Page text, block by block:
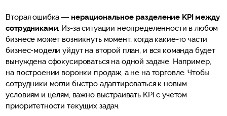
Вторая ошибка — нерациональное разделение KPI между
сотрудниками. Из-за ситуации неопределенности в любом
бизнесе может возникнуть момент, когда какие-то части
бизнес-модели уйдут на второй план, и вся команда будет
вынуждена сфокусироваться на одной задаче. Например,
на построении воронки продаж, а не на торговле. Чтобы
сотрудники могли быстро адаптироваться к новым
условиям и целям, важно выстраивать KPI с учетом
приоритетности текущих задач.